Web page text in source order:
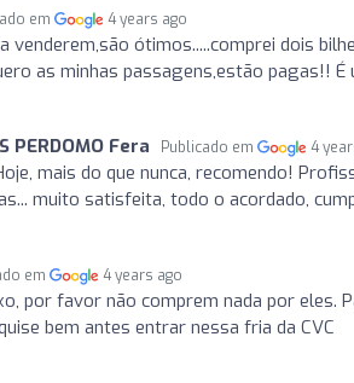
em 4 years ago
venderem,são ótimos.....comprei dois
as minhas passagens,estão pagas!! É
PERDOMO Fera Publicado em 4
mais do que nunca, recomendo!
muito satisfeita, todo o acordado,
em 4 years ago
por favor não comprem nada por eles.
bem antes entrar nessa fria da CVC